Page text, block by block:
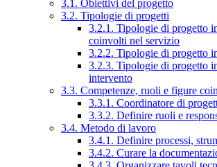
3.1. Obiettivi del progetto
3.2. Tipologie di progetti
3.2.1. Tipologie di progetto
coinvolti nel servizio
3.2.2. Tipologie di progetto
3.2.3. Tipologie di progetto
intervento
3.3. Competenze, ruoli e figure
3.3.1. Coordinatore di
3.3.2. Definire ruoli e
3.4. Metodo di lavoro
3.4.1. Definire processi,
3.4.2. Curare la